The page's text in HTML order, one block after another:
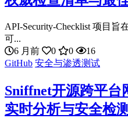
API-Security-Checklist 项目旨
可...
6 月前
0 0
16
GitHub 安全与渗透测试
Sniffnet开源跨平台
实时分析与安全检测